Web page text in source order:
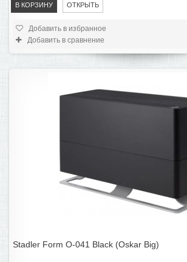
В КОРЗИНУ ОТКРЫТЬ
Добавить в избранное
Добавить в сравнение
Stadler Form O-041 Black (Oskar Big)